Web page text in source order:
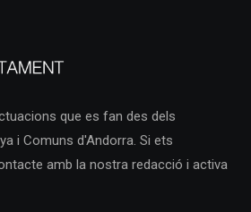
que es fan des dels
i Comuns d'Andorra. Si ets
amb la nostra redacció i activa